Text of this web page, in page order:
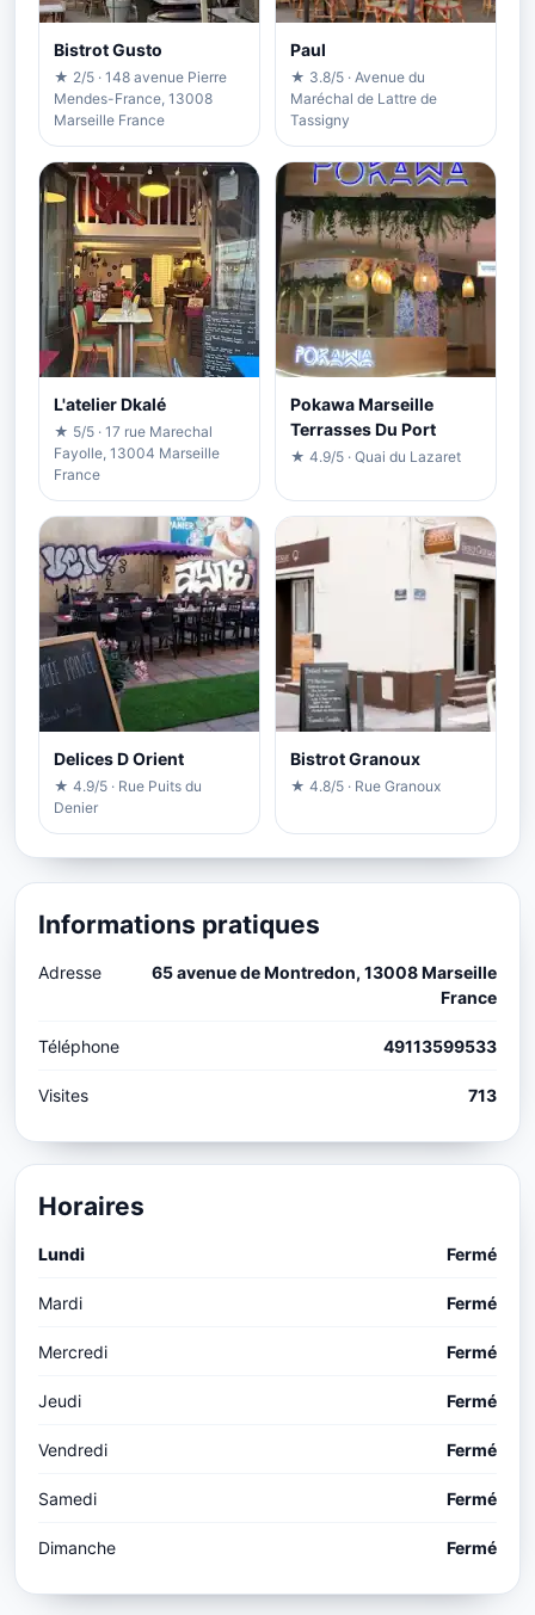
Bistrot Gusto
★ 2/5 · 148 avenue Pierre
Mendes-France, 13008
Marseille France
Paul
★ 3.8/5 · Avenue du
Maréchal de Lattre de
Tassigny
L'atelier Dkalé
★ 5/5 · 17 rue Marechal
Fayolle, 13004 Marseille
France
Pokawa Marseille
Terrasses Du Port
★ 4.9/5 · Quai du Lazaret
Delices D Orient
★ 4.9/5 · Rue Puits du
Denier
Bistrot Granoux
★ 4.8/5 · Rue Granoux
Informations pratiques
Adresse
65 avenue de Montredon, 13008 Marseille
France
Téléphone 49113599533
Visites 713
Horaires
Lundi Fermé
Mardi Fermé
Mercredi Fermé
Jeudi Fermé
Vendredi Fermé
Samedi Fermé
Dimanche Fermé